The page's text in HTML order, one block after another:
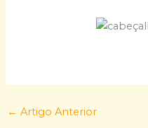
← Artigo Anterior